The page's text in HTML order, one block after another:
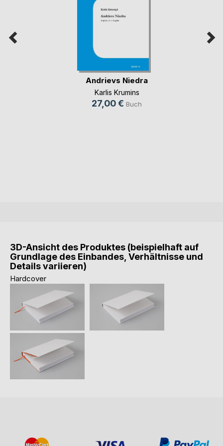
Andrievs Niedra
Karlis Krumins
27,00 € Buch
3D-Ansicht des Produktes (beispielhaft auf
Grundlage des Einbandes, Verhältnisse und
Details variieren)
Hardcover